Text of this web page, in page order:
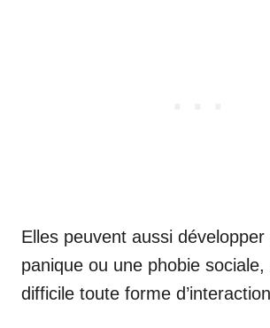
Elles peuvent aussi
panique ou une phobie
difficile toute forme